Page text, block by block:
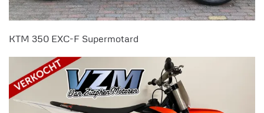
KTM 350 EXC-F Supermotard